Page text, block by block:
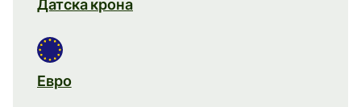
Датска крона
Евро